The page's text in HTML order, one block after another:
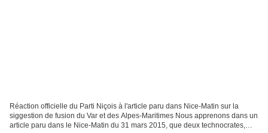
Réaction officielle du Parti Niçois à l'article paru dans Nice-Matin sur la
siggestion de fusion du Var et des Alpes-Maritimes Nous apprenons dans un
article paru dans le Nice-Matin du 31 mars 2015, que deux technocrates,